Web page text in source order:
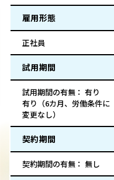
雇用形態
正社員
試用期間
試用期間の有無： 有り
有り（6カ月、労働条件に
変更なし）
契約期間
契約期間の有無： 無し